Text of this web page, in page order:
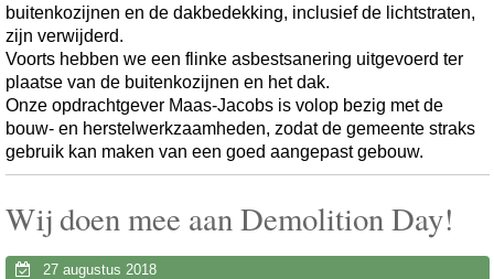
buitenkozijnen en de dakbedekking, inclusief de lichtstraten,
zijn verwijderd.
Voorts hebben we een flinke asbestsanering uitgevoerd ter
plaatse van de buitenkozijnen en het dak.
Onze opdrachtgever Maas-Jacobs is volop bezig met de
bouw- en herstelwerkzaamheden, zodat de gemeente straks
gebruik kan maken van een goed aangepast gebouw.
Wij doen mee aan Demolition Day!
27 augustus 2018